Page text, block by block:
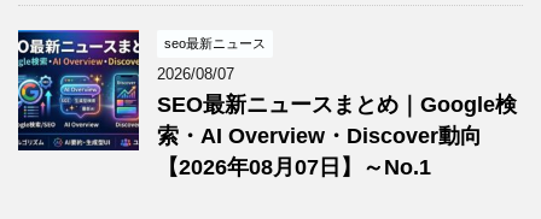
seo最新ニュース
2026/08/07
SEO最新ニュースまとめ｜Google検
索・AI Overview・Discover動向
【2026年08月07日】～No.1